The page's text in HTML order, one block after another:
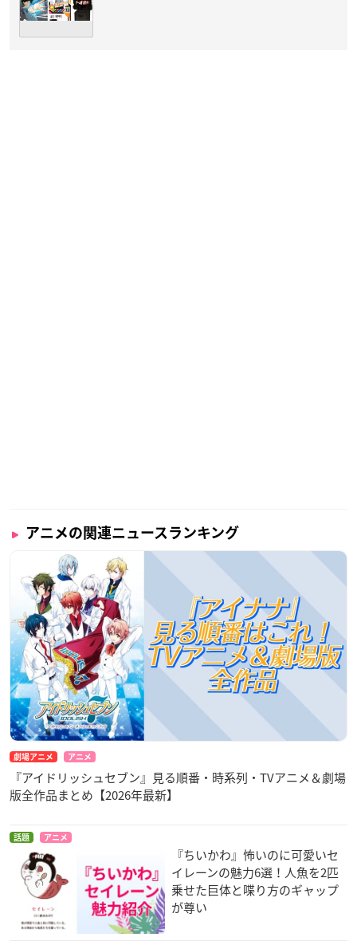
アニメの関連ニュースランキング
劇場アニメ アニメ
『アイドリッシュセブン』見る順番・時系列・TVアニメ＆劇場
版全作品まとめ【2026年最新】
話題 アニメ
『ちいかわ』怖いのに可愛いセ
イレーンの魅力6選！人魚を2匹
乗せた巨体と喋り方のギャップ
が尊い